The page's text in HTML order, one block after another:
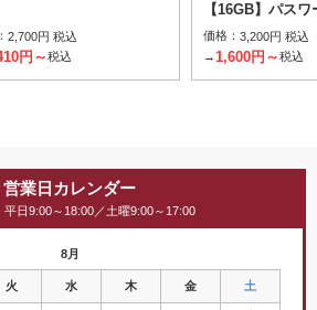
2,700円 税込
円～税込
【16GB】パス
価格： 3,200円 税込
→ 1,600円～税込
営業日カレンダー
平日9:00～18:00／土曜9:00～17:00
8月
火 水 木 金 土